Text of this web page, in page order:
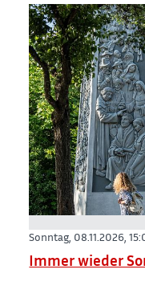
Sonntag, 08.11.2026,
Immer wieder